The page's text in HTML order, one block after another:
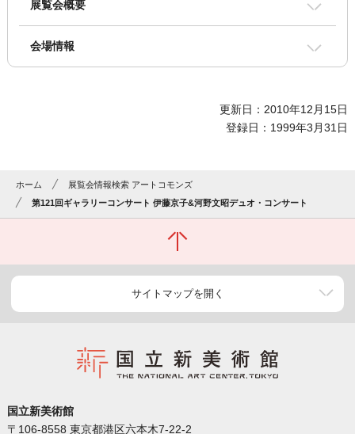
展覧会概要
会場情報
更新日：2010年12月15日
登録日：1999年3月31日
ホーム
展覧会情報検索 アートコモンズ
第121回ギャラリーコンサート 伊藤京子&河野文昭デュオ・コンサート
サイトマップを開く
国立新美術館
〒106-8558 東京都港区六本木7-22-2